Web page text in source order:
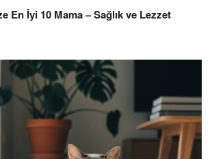
En İyi 10 Mama – Sağlık ve Lezzet